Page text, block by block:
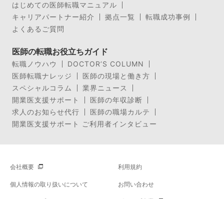
はじめての医師転職マニュアル
キャリアパートナー紹介
拠点一覧
転職成功事例
よくあるご質問
医師の転職お役立ちガイド
転職ノウハウ
DOCTOR’S COLUMN
医師転職ナレッジ
医師の現場と働き方
スペシャルコラム
業界ニュース
開業医支援サポート
医師の年収診断
求人のお知らせ代行
医師の職場カルテ
開業医支援サポート ご利用者インタビュー
会社概要 利用規約
個人情報の取り扱いについて お問い合わせ